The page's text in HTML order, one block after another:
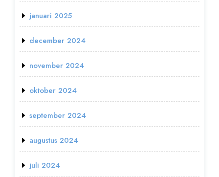
januari 2025
december 2024
november 2024
oktober 2024
september 2024
augustus 2024
juli 2024